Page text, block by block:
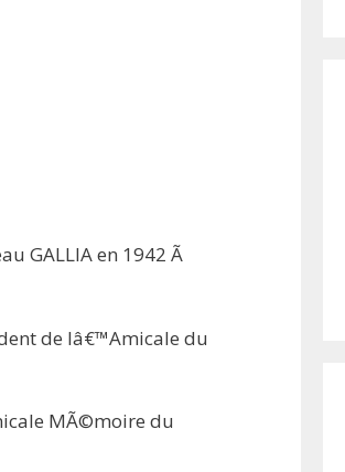
GALLIA en 1942 Ã
de lâ€™Amicale du
MÃ©moire du